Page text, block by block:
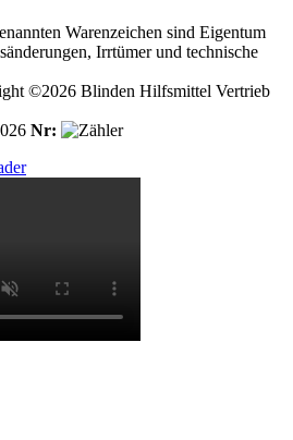
Warenzeichen sind Eigentum
Irrtümer und technische
©2026 Blinden Hilfsmittel Vertrieb
Nr: